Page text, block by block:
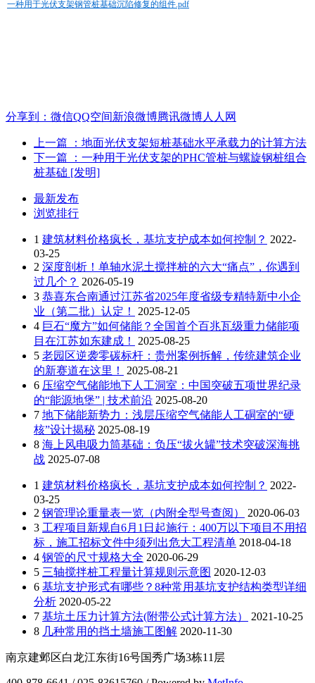
一种用于光伏支架钢管桩基础沉陷修复的组件.pdf
分享到： 微信QQ空间新浪微博腾讯微博人人网
上一篇
：地面光伏支架短桩基础水平承载力的计算方法
下一篇
：一种用于光伏支架的PHC管桩与螺旋钢桩组合
桩基础 [发明]
最新发布
浏览排行
1 建筑材料价格疯长，基坑支护成本如何控制？ 2022-
03-25
2 深度剖析！单轴水泥土搅拌桩的六大“痛点”，你遇到
过几个？ 2026-05-19
3 恭喜东合南通过江苏省2025年度省级专精特新中小企
业（第二批）认定！
2025-12-05
4 巨石“魔方”如何储能？全国首个百兆瓦级重力储能项
目在江苏如东建成！
2025-08-25
5 老园区逆袭零碳标杆：贵州案例拆解，传统建筑企业
的新赛道在这里！
2025-08-21
6 压缩空气储能地下人工洞室：中国突破五项世界纪录
的“能源地堡” | 技术前沿 2025-08-20
7 地下储能新势力：浅层压缩空气储能人工硐室的“硬
核”设计揭秘 2025-08-19
8 海上风电吸力筒基础：负压“拔火罐”技术突破深海挑
战 2025-07-08
1 建筑材料价格疯长，基坑支护成本如何控制？ 2022-
03-25
2 钢管理论重量表一览（内附全型号查阅）
2020-06-03
3 工程项目新规自6月1日起施行：400万以下项目不用招
标，施工招标文件中须列出危大工程清单 2018-04-18
4 钢管的尺寸规格大全 2020-06-29
5 三轴搅拌桩工程量计算规则示意图 2020-12-03
6 基坑支护形式有哪些？8种常用基坑支护结构类型详细
分析 2020-05-22
7 基坑土压力计算方法(附带公式计算方法）
2021-10-25
8 几种常用的挡土墙施工图解 2020-11-30
南京建邺区白龙江东街16号国秀广场3栋11层